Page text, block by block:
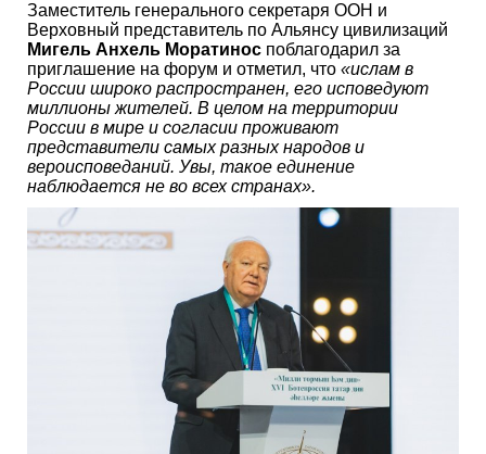
Заместитель генерального секретаря ООН и
Верховный представитель по Альянсу цивилизаций
Мигель Анхель Моратинос поблагодарил за
приглашение на форум и отметил, что «ислам в
России широко распространен, его исповедуют
миллионы жителей. В целом на территории
России в мире и согласии проживают
представители самых разных народов и
вероисповеданий. Увы, такое единение
наблюдается не во всех странах».